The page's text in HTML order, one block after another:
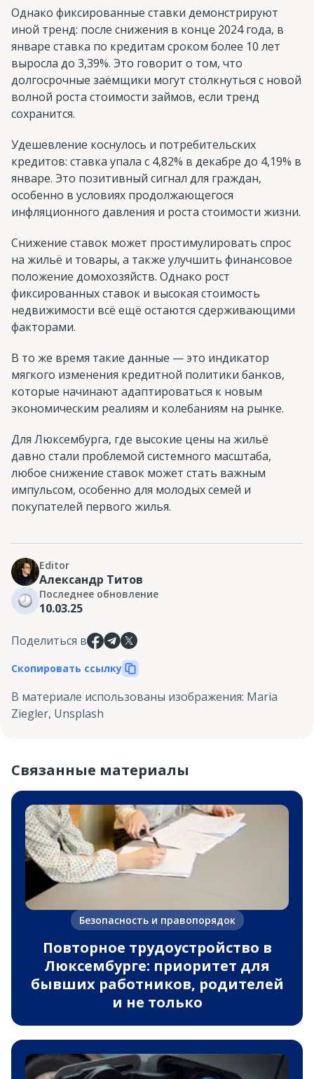
Однако фиксированные ставки демонстрируют
иной тренд: после снижения в конце 2024 года, в
январе ставка по кредитам сроком более 10 лет
выросла до 3,39%. Это говорит о том, что
долгосрочные заёмщики могут столкнуться с новой
волной роста стоимости займов, если тренд
сохранится.
Удешевление коснулось и потребительских
кредитов: ставка упала с 4,82% в декабре до 4,19% в
январе. Это позитивный сигнал для граждан,
особенно в условиях продолжающегося
инфляционного давления и роста стоимости жизни.
Снижение ставок может простимулировать спрос
на жильё и товары, а также улучшить финансовое
положение домохозяйств. Однако рост
фиксированных ставок и высокая стоимость
недвижимости всё ещё остаются сдерживающими
факторами.
В то же время такие данные — это индикатор
мягкого изменения кредитной политики банков,
которые начинают адаптироваться к новым
экономическим реалиям и колебаниям на рынке.
Для Люксембурга, где высокие цены на жильё
давно стали проблемой системного масштаба,
любое снижение ставок может стать важным
импульсом, особенно для молодых семей и
покупателей первого жилья.
Editor
Александр Титов
Последнее обновление
10.03.25
Поделиться в
Скопировать ссылку
В материале использованы изображения: Maria
Ziegler, Unsplash
Связанные материалы
Безопасность и правопорядок
Повторное трудоустройство в
Люксембурге: приоритет для
бывших работников, родителей
и не только